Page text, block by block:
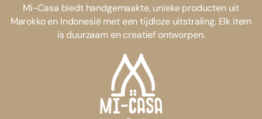
Mi-Casa biedt handgemaakte, unieke producten uit
Marokko en Indonesië met een tijdloze uitstraling. Elk item
is duurzaam en creatief ontworpen.